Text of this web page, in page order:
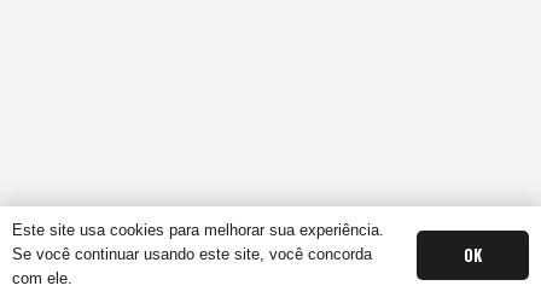
Este site usa cookies para melhorar sua experiência.
Se você continuar usando este site, você concorda
com ele.
OK